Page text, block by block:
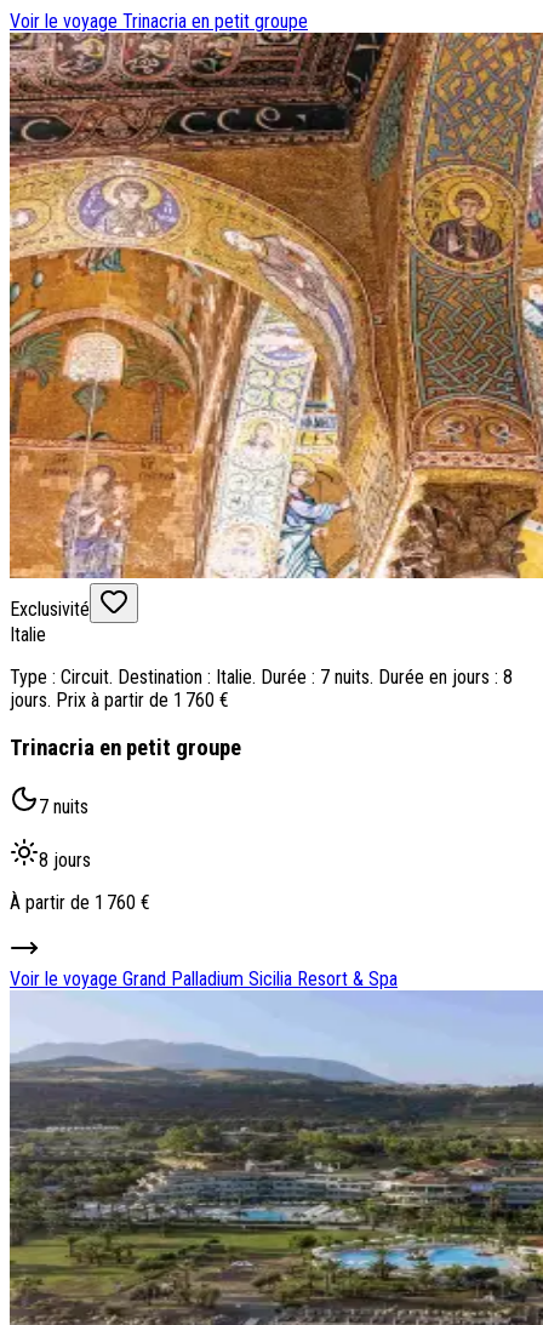
Voir le voyage Trinacria en petit groupe
Exclusivité
Italie
Type : Circuit. Destination : Italie. Durée : 7 nuits. Durée en jours : 8
jours. Prix à partir de 1 760 €
Trinacria en petit groupe
7 nuits
8 jours
À partir de 1 760 €
Voir le voyage Grand Palladium Sicilia Resort & Spa